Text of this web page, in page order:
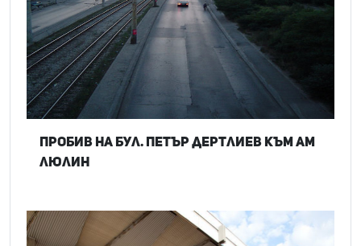
Пробив на бул. Петър Дертлиев към АМ
Люлин